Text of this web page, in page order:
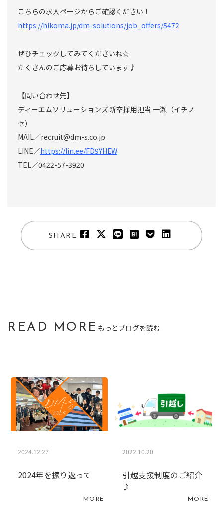
こちらの求人ページからご確認ください！
https://hikoma.jp/dm-solutions/job_offers/5472
ぜひチェックしてみてくださいね☆
たくさんのご応募お待ちしています♪
【問い合わせ先】
ディーエムソリューションズ 新卒採用担当 一瀬（イチノ
セ）
MAIL／recruit@dm-s.co.jp
LINE／https://lin.ee/FD9YHEW
TEL／0422-57-3920
SHARE
READ MORE もっとブログを読む
2024.12.27
2024年を振り返って
MORE
2022.10.20
引越支援制度のご紹介
♪
MORE